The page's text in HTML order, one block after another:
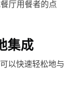
厅用餐者的点
集成
以快速轻松地与